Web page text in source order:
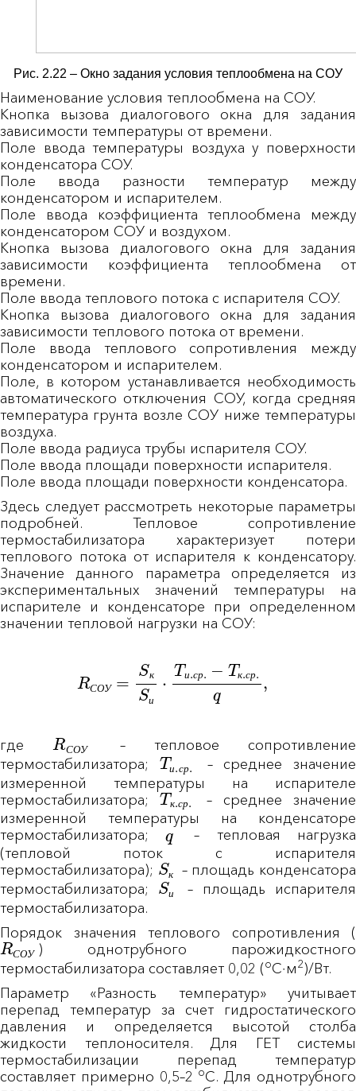
Рис. 2.22 – Окно задания условия теплообмена на СОУ
Наименование условия теплообмена на СОУ.
Кнопка вызова диалогового окна для задания
зависимости температуры от времени.
Поле ввода температуры воздуха у поверхности
конденсатора СОУ.
Поле ввода разности температур между
конденсатором и испарителем.
Поле ввода коэффициента теплообмена между
конденсатором СОУ и воздухом.
Кнопка вызова диалогового окна для задания
зависимости коэффициента теплообмена от
времени.
Поле ввода теплового потока с испарителя СОУ.
Кнопка вызова диалогового окна для задания
зависимости теплового потока от времени.
Поле ввода теплового сопротивления между
конденсатором и испарителем.
Поле, в котором устанавливается необходимость
автоматического отключения СОУ, когда средняя
температура грунта возле СОУ ниже температуры
воздуха.
Поле ввода радиуса трубы испарителя СОУ.
Поле ввода площади поверхности испарителя.
Поле ввода площади поверхности конденсатора.
Здесь следует рассмотреть некоторые параметры
подробней. Тепловое сопротивление
термостабилизатора характеризует потери
теплового потока от испарителя к конденсатору.
Значение данного параметра определяется из
экспериментальных значений температуры на
испарителе и конденсаторе при определенном
значении тепловой нагрузки на СОУ:
к и ср к ср
Sи Tи. Tк
где
RС
– тепловое сопротивление
термостабилизатора;
и с р
Tи.ср.
– среднее значение
измеренной температуры на испарителе
термостабилизатора;
к с р
Tк.ср.
– среднее значение
измеренной температуры на конденсаторе
термостабилизатора;q – тепловая нагрузка
(тепловой поток с испарителя
термостабилизатора);
Sк
– площадь конденсатора
термостабилизатора;
Sи
– площадь испарителя
термостабилизатора.
Порядок значения теплового сопротивления (
С О У
RСОУ
) однотрубного парожидкостного
термостабилизатора составляет 0,02 (oC∙м2)/Вт.
Параметр «Разность температур» учитывает
перепад температур за счет гидростатического
давления и определяется высотой столба
жидкости теплоносителя. Для ГЕТ системы
термостабилизации перепад температур
составляет примерно 0,5–2 oC. Для однотрубного